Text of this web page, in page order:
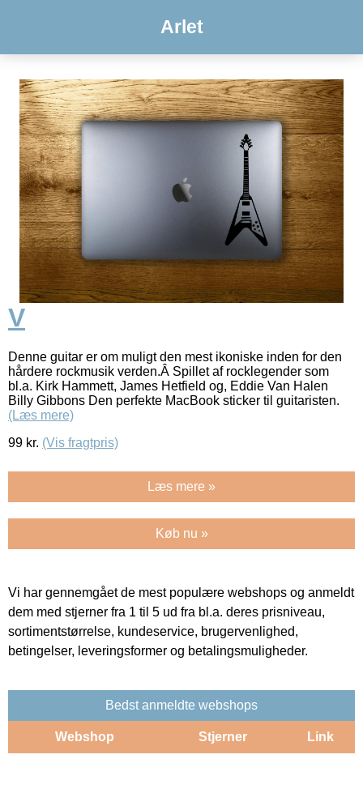
Arlet
V
Denne guitar er om muligt den mest ikoniske inden for den
hårdere rockmusik verden.Â Spillet af rocklegender som
bl.a. Kirk Hammett, James Hetfield og, Eddie Van Halen
Billy Gibbons Den perfekte MacBook sticker til guitaristen.
(Læs mere)
99 kr. (Vis fragtpris)
Læs mere »
Køb nu »
Vi har gennemgået de mest populære webshops og anmeldt
dem med stjerner fra 1 til 5 ud fra bl.a. deres prisniveau,
sortimentstørrelse, kundeservice, brugervenlighed,
betingelser, leveringsformer og betalingsmuligheder.
Bedst anmeldte webshops
Webshop Stjerner Link